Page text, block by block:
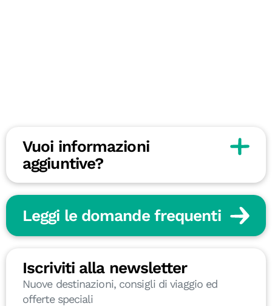
Vuoi informazioni
aggiuntive?
Leggi le domande frequenti
Iscriviti alla newsletter
Nuove destinazioni, consigli di viaggio ed
offerte speciali